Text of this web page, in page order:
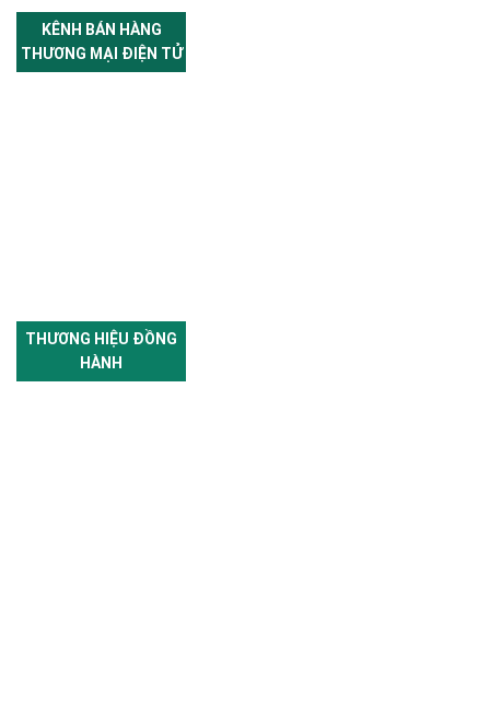
KÊNH BÁN HÀNG
THƯƠNG MẠI ĐIỆN TỬ
THƯƠNG HIỆU ĐỒNG
HÀNH